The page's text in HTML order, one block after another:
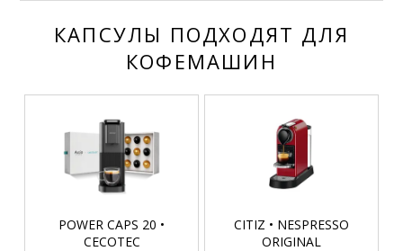
КАПСУЛЫ ПОДХОДЯТ ДЛЯ
КОФЕМАШИН
POWER CAPS 20 •
CECOTEC
CITIZ • NESPRESSO
ORIGINAL